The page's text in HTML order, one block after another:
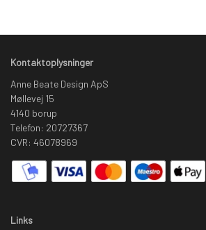
Kontaktoplysninger
Anne Beate Design ApS
Møllevej 15
4140 borup
Telefon: 20727367
CVR: 46078969
Links